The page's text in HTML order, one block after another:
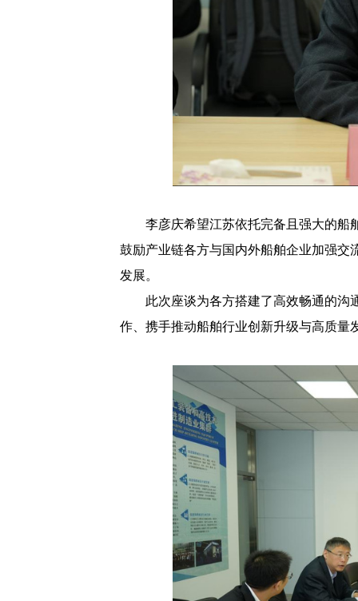
李彦庆希望江苏依托完备且强大的船
鼓励产业链各方与国内外船舶企业加强交
发展。
此次座谈为各方搭建了高效畅通的沟
作、携手推动船舶行业创新升级与高质量